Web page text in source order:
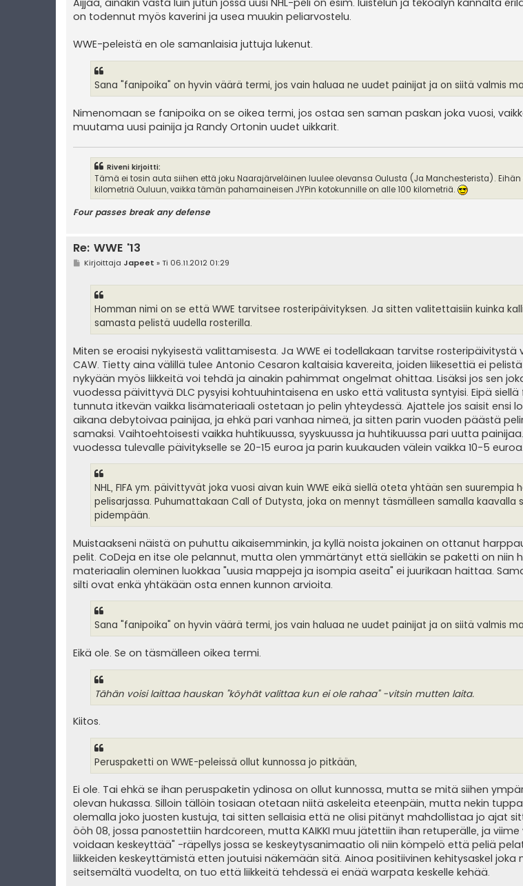
Aijjaa, ainakin vasta luin jutun jossa uusi NHL-peli on esim. luistelun ja tekoälyn kannalta
on todennut myös kaverini ja usea muukin peliarvostelu.
WWE-peleistä en ole samanlaisia juttuja lukenut.
Sana "fanipoika" on hyvin väärä termi, jos vain haluaa ne uudet painijat ja on siitä valmis
Nimenomaan se fanipoika on se oikea termi, jos ostaa sen saman paskan joka vuosi,
muutama uusi painija ja Randy Ortonin uudet uikkarit.
Riveni kirjoitti:
Tämä ei tosin auta siihen että joku Naarajärveläinen luulee olevansa Oulusta (Ja Manchesterista).
kilometriä Ouluun, vaikka tämän pahamaineisen JYPin kotokunnille on alle 100 kilometriä.
Four passes break any defense
Re: WWE '13
VKirjoittaja Japeet » Ti 06.11.2012 01:29
Homman nimi on se että WWE tarvitsee rosteripäivityksen. Ja sitten valitettaisiin kuinka
samasta pelistä uudella rosterilla.
Miten se eroaisi nykyisestä valittamisesta. Ja WWE ei todellakaan tarvitse
CAW. Tietty aina välillä tulee Antonio Cesaron kaltaisia kavereita, joiden liikesettiä ei
nykyään myös liikkeitä voi tehdä ja ainakin pahimmat ongelmat ohittaa. Lisäksi jos sen
vuodessa päivittyvä DLC pysyisi kohtuuhintaisena en usko että valitusta syntyisi. Eipä
tunnuta itkevän vaikka lisämateriaali ostetaan jo pelin yhteydessä. Ajattele jos saisit ensi
aikana debytoivaa painijaa, ja ehkä pari vanhaa nimeä, ja sitten parin vuoden päästä
samaksi. Vaihtoehtoisesti vaikka huhtikuussa, syyskuussa ja huhtikuussa pari uutta
vuodessa tulevalle päivitykselle se 20-15 euroa ja parin kuukauden välein vaikka 10-5 euroa.
NHL, FIFA ym. päivittyvät joka vuosi aivan kuin WWE eikä siellä oteta yhtään sen suurempia
pelisarjassa. Puhumattakaan Call of Dutysta, joka on mennyt täsmälleen samalla kaavalla
pidempään.
Muistaakseni näistä on puhuttu aikaisemminkin, ja kyllä noista jokainen on ottanut
pelit. CoDeja en itse ole pelannut, mutta olen ymmärtänyt että sielläkin se paketti on niin
materiaalin oleminen luokkaa "uusia mappeja ja isompia aseita" ei juurikaan haittaa.
silti ovat enkä yhtäkään osta ennen kunnon arvioita.
Sana "fanipoika" on hyvin väärä termi, jos vain haluaa ne uudet painijat ja on siitä valmis
Eikä ole. Se on täsmälleen oikea termi.
Tähän voisi laittaa hauskan "köyhät valittaa kun ei ole rahaa" -vitsin mutten laita.
Kiitos.
Peruspaketti on WWE-peleissä ollut kunnossa jo pitkään,
Ei ole. Tai ehkä se ihan peruspaketin ydinosa on ollut kunnossa, mutta se mitä siihen
olevan hukassa. Silloin tällöin tosiaan otetaan niitä askeleita eteenpäin, mutta nekin
olemalla joko juosten kustuja, tai sitten sellaisia että ne olisi pitänyt mahdollistaa jo ajat
ööh 08, jossa panostettiin hardcoreen, mutta KAIKKI muu jätettiin ihan retuperälle, ja viime
voidaan keskeyttää" -räpellys jossa se keskeytysanimaatio oli niin kömpelö että peliä
liikkeiden keskeyttämistä etten joutuisi näkemään sitä. Ainoa positiivinen kehitysaskel joka
seitsemältä vuodelta, on tuo että liikkeitä tehdessä ei enää warpata keskelle kehää.